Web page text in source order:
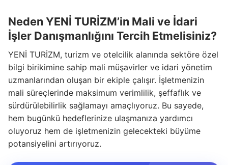
Neden YENİ TURİZM’in Mali ve İdari
İşler Danışmanlığını Tercih Etmelisiniz?
YENİ TURİZM, turizm ve otelcilik alanında sektöre özel
bilgi birikimine sahip mali müşavirler ve idari yönetim
uzmanlarından oluşan bir ekiple çalışır. İşletmenizin
mali süreçlerinde maksimum verimlilik, şeffaflık ve
sürdürülebilirlik sağlamayı amaçlıyoruz. Bu sayede,
hem bugünkü hedeflerinize ulaşmanıza yardımcı
oluyoruz hem de işletmenizin gelecekteki büyüme
potansiyelini artırıyoruz.